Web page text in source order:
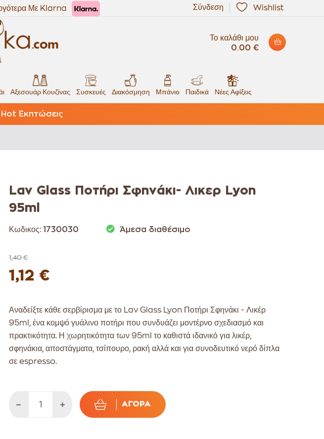
Με Klarna Wishlist
Σύνδεση
Το καλάθι μου
0.00 €
Αξεσουάρ Κουζίνας Συσκευές Διακόσμηση Μπάνιο Παιδικά Νέες Αφίξεις
Εκπτώσεις
Lav Glass Ποτήρι Σφηνάκι- Λικερ Lyon
95ml
Κωδικος: 1730030 Άμεσα διαθέσιμο
1,40 €
1,12 €
Αναδείξτε κάθε σερβίρισμα με το Lav Glass Lyon Ποτήρι Σφηνάκι - Λικέρ
95ml, ένα κομψό γυάλινο ποτήρι που συνδυάζει μοντέρνο σχεδιασμό και
πρακτικότητα. Η χωρητικότητα των 95ml το καθιστά ιδανικό για λικέρ,
σφηνάκια, αποστάγματα, τσίπουρο, ρακή αλλά και για συνοδευτικό νερό δίπλα
σε espresso.
ΑΓΟΡΆ